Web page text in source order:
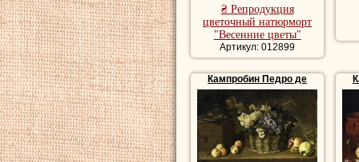
₴ Репродукция
цветочный натюрморт
"Весенние цветы"
Артикул: 012899
Кампробин Педро де